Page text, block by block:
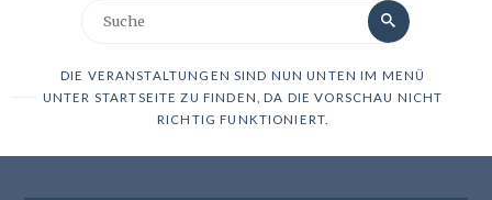
DIE VERANSTALTUNGEN SIND NUN UNTEN IM MENÜ
UNTER STARTSEITE ZU FINDEN, DA DIE VORSCHAU NICHT
RICHTIG FUNKTIONIERT.